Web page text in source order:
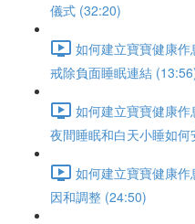
儀式 (32:20)
如何建立寶寶健康
戒除負面睡眠連結
如何建立寶寶健康
夜間睡眠和白天小睡如
如何建立寶寶健康
因和調整 (24:50)